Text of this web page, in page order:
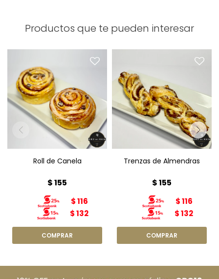
Productos que te pueden interesar
Roll de Canela x1
Roll de Canela
$155
$116
$132
Trenzas de Almendras x1
Trenzas de Almendras
$155
$116
$132